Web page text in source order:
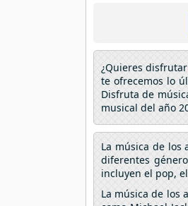
¿Quieres
te ofrecemos lo
Disfruta de
musical del año
La música de los
diferentes
incluyen el pop,
La música de los